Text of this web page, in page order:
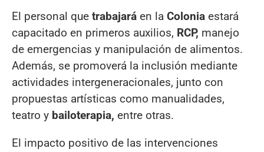
El personal que trabajará en la Colonia estará
capacitado en primeros auxilios, RCP, manejo
de emergencias y manipulación de alimentos.
Además, se promoverá la inclusión mediante
actividades intergeneracionales, junto con
propuestas artísticas como manualidades,
teatro y bailoterapia, entre otras.
El impacto positivo de las intervenciones